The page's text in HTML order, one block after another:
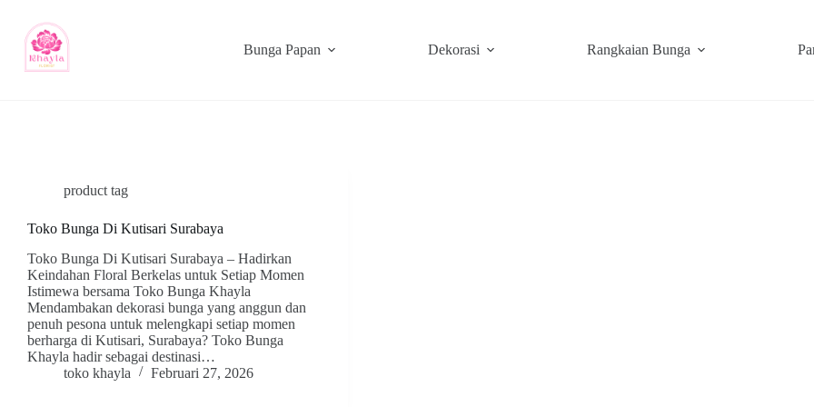
Bunga Papan Dekorasi Rangkaian Bunga
product tag
Toko Bunga Di Kutisari Surabaya
Toko Bunga Di Kutisari Surabaya – Hadirkan
Keindahan Floral Berkelas untuk Setiap Momen
Istimewa bersama Toko Bunga Khayla
Mendambakan dekorasi bunga yang anggun dan
penuh pesona untuk melengkapi setiap momen
berharga di Kutisari, Surabaya? Toko Bunga
Khayla hadir sebagai destinasi…
toko khayla
Februari 27, 2026